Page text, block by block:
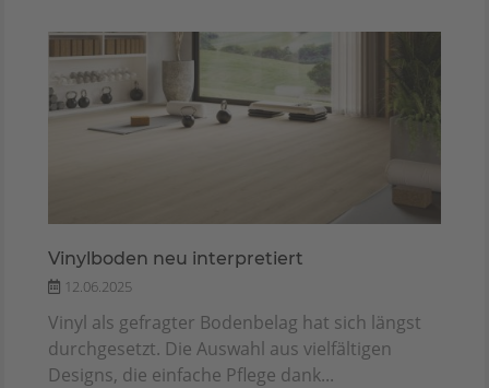
Vinylboden neu interpretiert
12.06.2025
Vinyl als gefragter Bodenbelag hat sich längst
durchgesetzt. Die Auswahl aus vielfältigen
Designs, die einfache Pflege dank...